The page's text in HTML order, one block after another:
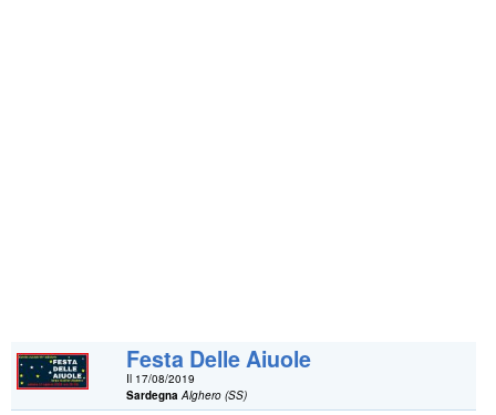
Festa Delle Aiuole
Il 17/08/2019
Sardegna Alghero (SS)